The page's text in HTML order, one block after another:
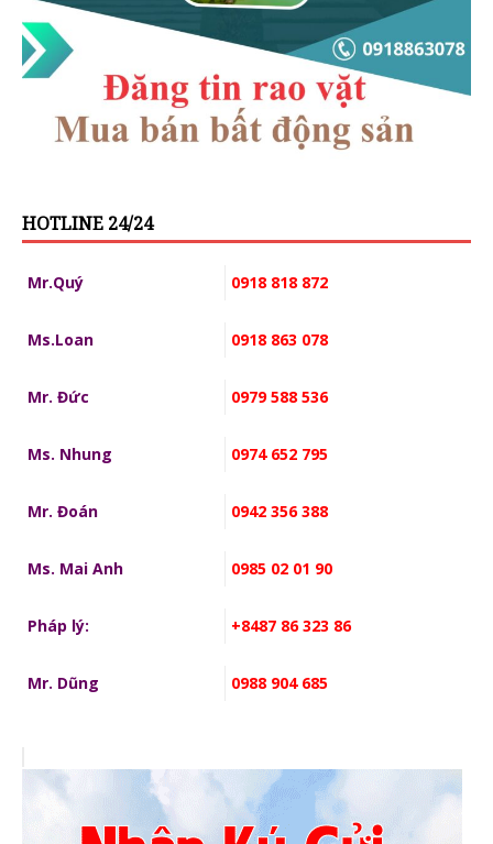
HOTLINE 24/24
Mr.Quý 0918 818 872
Ms.Loan 0918 863 078
Mr. Đức 0979 588 536
Ms. Nhung 0974 652 795
Mr. Đoán 0942 356 388
Ms. Mai Anh 0985 02 01 90
Pháp lý: +8487 86 323 86
Mr. Dũng 0988 904 685